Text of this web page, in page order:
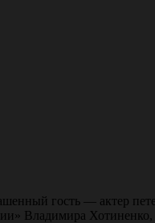
гость — актер
Владимира